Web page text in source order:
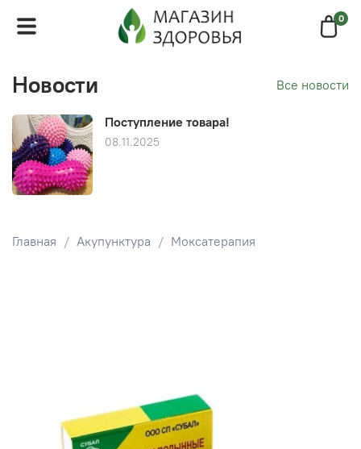
0
Главная Акупунктура Моксатерапия
Новости Все новости
Поступление товара!
08.11.2025